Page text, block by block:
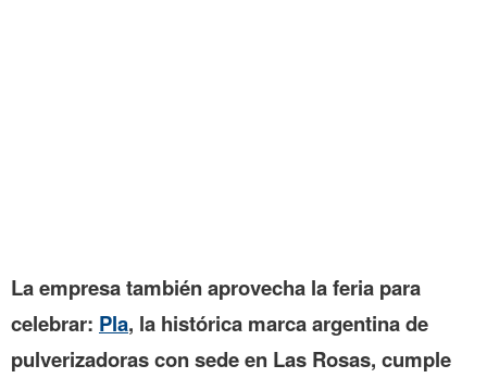
La empresa también aprovecha la feria para
celebrar: Pla, la histórica marca argentina de
pulverizadoras con sede en Las Rosas, cumple